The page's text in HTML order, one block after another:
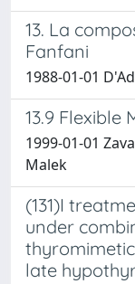
13. La
Fanfani
1988-01-01
13.9 Flexible
1999-01-01
Malek
(131)I
under
late